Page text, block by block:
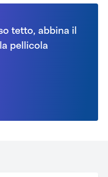
tetto, abbina il
pellicola